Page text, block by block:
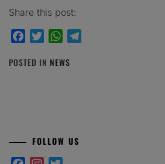
Share this post:
FacebookTwitterWhatsApp
POSTED IN NEWS
FOLLOW US